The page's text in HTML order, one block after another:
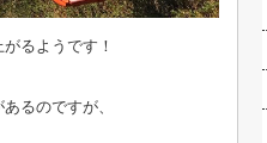
るようです！
るのですが、